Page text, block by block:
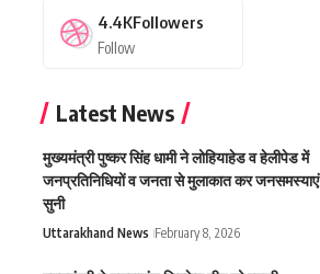
4.4KFollowers
Follow
Latest News
मुख्यमंत्री पुष्कर सिंह धामी ने लोहियाहेड व हेलीपेड में
जनप्रतिनिधियों व जनता से मुलाकात कर जनसमस्याएं
सुनी
Uttarakhand News February 8, 2026